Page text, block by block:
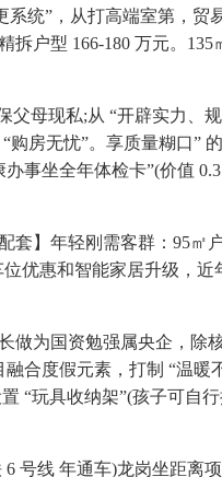
”，从打高端室第，贸
户型 166-180 万元。
现私;从 “开辟实力、
房无忧”。享质量糊口”
事坐全年体检卡”(价值
】年轻刚需客群：95㎡
优惠和智能家居升级，
为国资勉强属央企，除
合度假元素，打制 “温
“玩具收纳架”(孩子可自
线 年通车)龙岗坐距离